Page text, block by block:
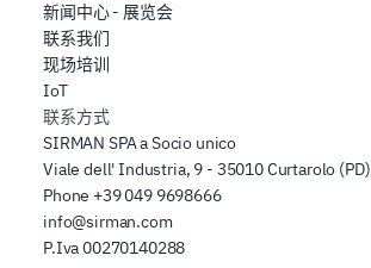
新闻中心 - 展览会
联系我们
现场培训
IoT
联系方式
SIRMAN SPA a Socio unico
Viale dell' Industria, 9 - 35010 Curtarolo (PD)
Phone +39 049 9698666
info@sirman.com
P.Iva 00270140288